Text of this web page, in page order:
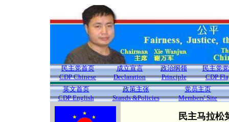
民主党首页
CDP Chinese
成立宣言
Declaration
政治纲领
Principle
民主党
CDP
英文首页
CDP English
政策主张
Stands &Policies
党员主页
Members' Site
民主马拉松